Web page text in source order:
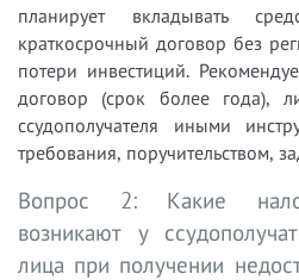
планирует вкладывать
краткосрочный договор без
потери инвестиций.
договор (срок более года),
ссудополучателя иными
требования, поручительством,
Вопрос 2: Какие
возникают у
лица при получении